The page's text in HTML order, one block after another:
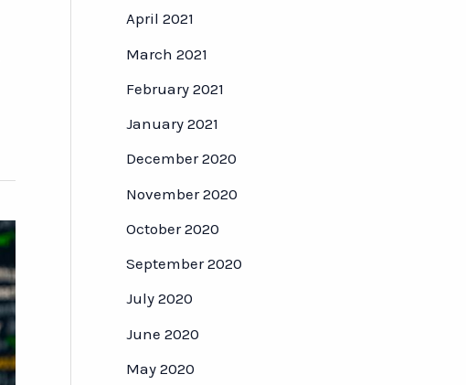
April 2021
March 2021
February 2021
January 2021
December 2020
November 2020
October 2020
September 2020
July 2020
June 2020
May 2020